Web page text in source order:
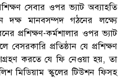
সেবার ওপর ভ্যাট অব্যাহতি
মানবসম্পদ গঠনের লক্ষ্যে
প্রশিক্ষণ-কর্মশালার ওপর ভ্যাট
প্রতিষ্ঠান যে প্রশিক্ষণ
করতে যে ফি নেওয়া হয়, তা
মিডিয়াম স্কুলের টিউশন ফিসহ